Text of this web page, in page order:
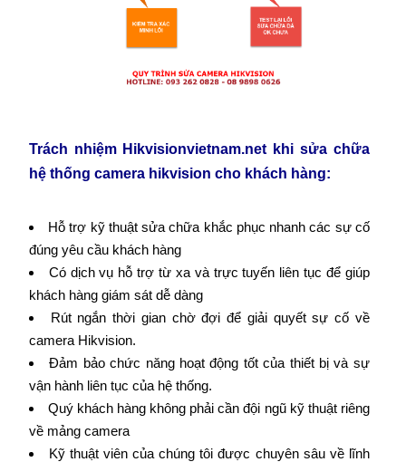
Trách nhiệm Hikvisionvietnam.net khi sửa chữa
hệ thống camera hikvision cho khách hàng:
Hỗ trợ kỹ thuật sửa chữa khắc phục nhanh các sự cố
đúng yêu cầu khách hàng
Có dịch vụ hỗ trợ từ xa và trực tuyến liên tục để giúp
khách hàng giám sát dễ dàng
Rút ngắn thời gian chờ đợi để giải quyết sự cố về
camera Hikvision.
Đảm bảo chức năng hoạt động tốt của thiết bị và sự
vận hành liên tục của hệ thống.
Quý khách hàng không phải cần đội ngũ kỹ thuật riêng
về mảng camera
Kỹ thuật viên của chúng tôi được chuyên sâu về lĩnh